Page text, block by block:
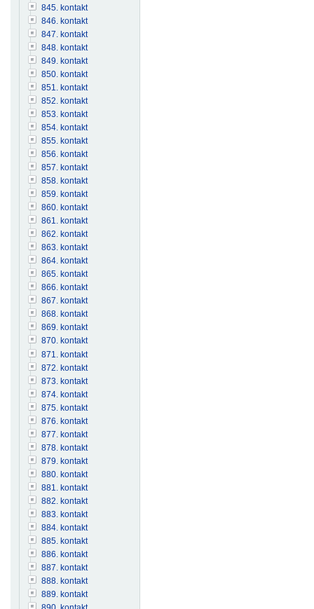
845. kontakt
846. kontakt
847. kontakt
848. kontakt
849. kontakt
850. kontakt
851. kontakt
852. kontakt
853. kontakt
854. kontakt
855. kontakt
856. kontakt
857. kontakt
858. kontakt
859. kontakt
860. kontakt
861. kontakt
862. kontakt
863. kontakt
864. kontakt
865. kontakt
866. kontakt
867. kontakt
868. kontakt
869. kontakt
870. kontakt
871. kontakt
872. kontakt
873. kontakt
874. kontakt
875. kontakt
876. kontakt
877. kontakt
878. kontakt
879. kontakt
880. kontakt
881. kontakt
882. kontakt
883. kontakt
884. kontakt
885. kontakt
886. kontakt
887. kontakt
888. kontakt
889. kontakt